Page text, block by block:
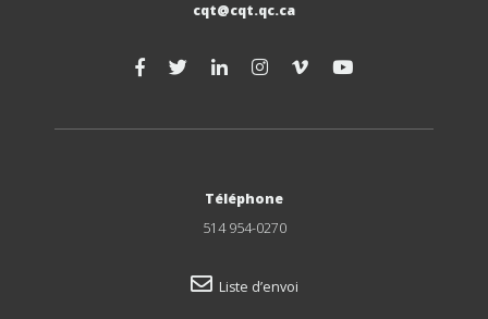
cqt@cqt.qc.ca
Téléphone
514 954-0270
Liste d’envoi